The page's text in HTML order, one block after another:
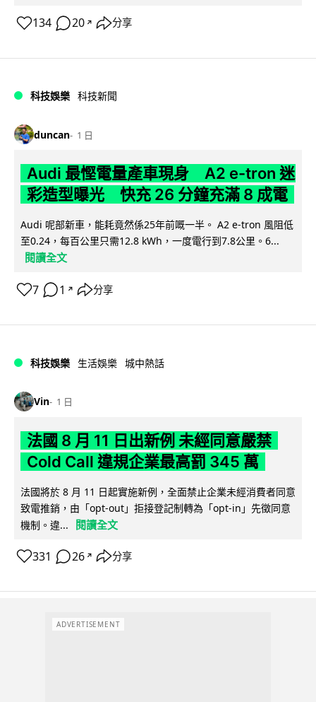
134 20 ↗ 分享
科技娛樂 科技新聞
duncan 1 日
Audi 最慳電量產車現身 A2 e-tron 迷
彩造型曝光 快充 26 分鐘充滿 8 成電
Audi 呢部新車，能耗竟然係25年前嘅一半。 A2 e-tron 風阻低
至0.24，每百公里只需12.8 kWh，一度電行到7.8公里。6...
閱讀全文
7 1 ↗ 分享
科技娛樂 生活娛樂 城中熱話
Vin 1 日
法國 8 月 11 日出新例 未經同意嚴禁
Cold Call 違規企業最高罰 345 萬
法國將於 8 月 11 日起實施新例，全面禁止企業未經消費者同意
致電推銷，由「opt-out」拒接登記制轉為「opt-in」先徵同意
機制。違...
閱讀全文
331 26 ↗ 分享
ADVERTISEMENT